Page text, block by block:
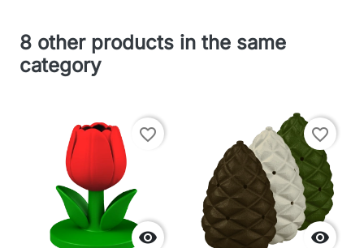
8 other products in the same
category

favorite_border

favorite_border